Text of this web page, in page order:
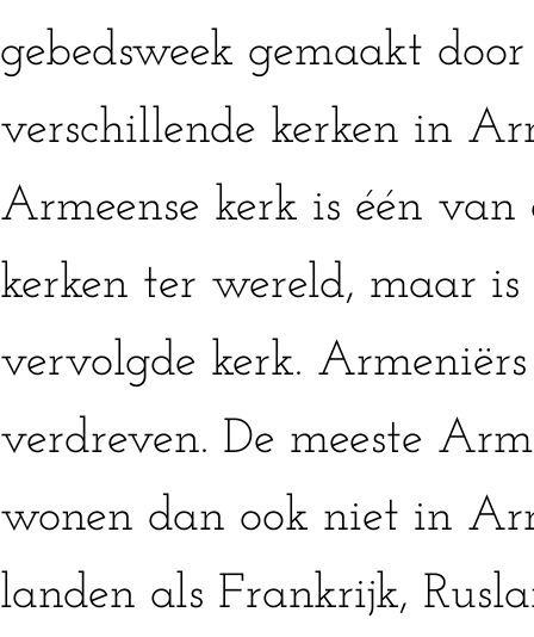
gebedsweek gemaakt
verschillende kerken in
Armeense kerk is één van
kerken ter wereld, maar is
vervolgde kerk.
verdreven. De meeste
wonen dan ook niet in
landen als Frankrijk,